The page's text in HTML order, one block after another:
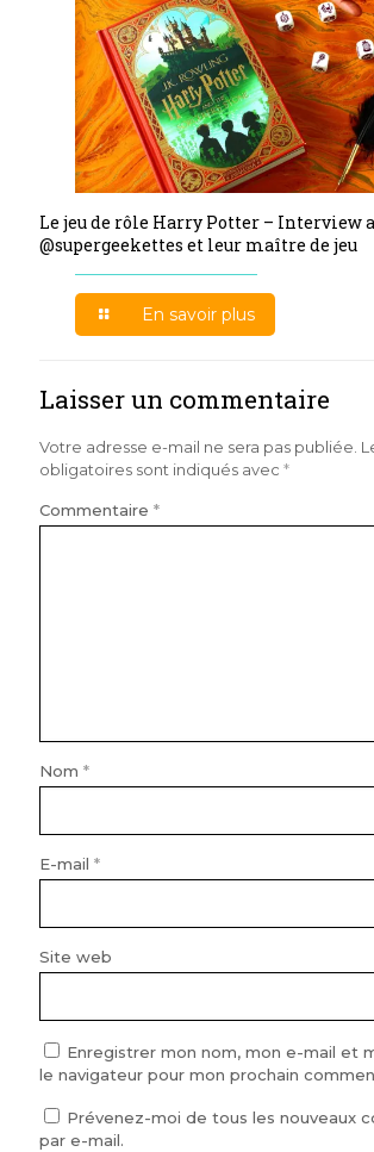
Le jeu de rôle Harry Potter – Interview
@supergeekettes et leur maître de jeu
En savoir plus
Laisser un commentaire
Votre adresse e-mail ne sera pas publiée.
obligatoires sont indiqués avec *
Commentaire *
Nom *
E-mail *
Site web
Enregistrer mon nom, mon e-mail et
le navigateur pour mon prochain
Prévenez-moi de tous les nouveaux
par e-mail.